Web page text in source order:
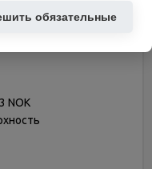
NOK
обязательные